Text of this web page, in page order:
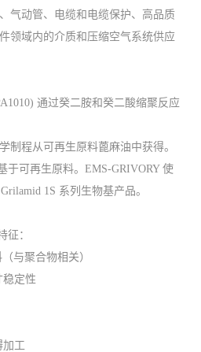
气动管、电缆和电缆保护、高品质
领域内的介质和压缩空气系统供应
通过癸二胺和癸二酸缩聚反应
制程从可再生原料蓖麻油中获得。
于可再生原料。EMS-GRIVORY 使
1S 系列生物基产品。
征：
与聚合物相关）
稳定性
加工